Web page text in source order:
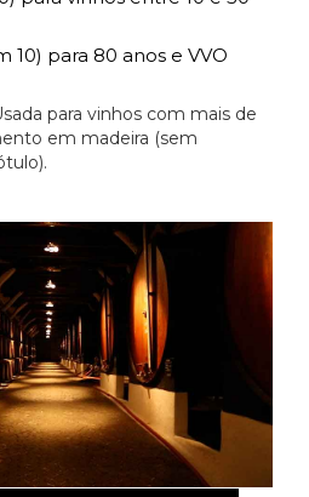
10) para 80 anos e VVO
para vinhos com mais de
em madeira (sem